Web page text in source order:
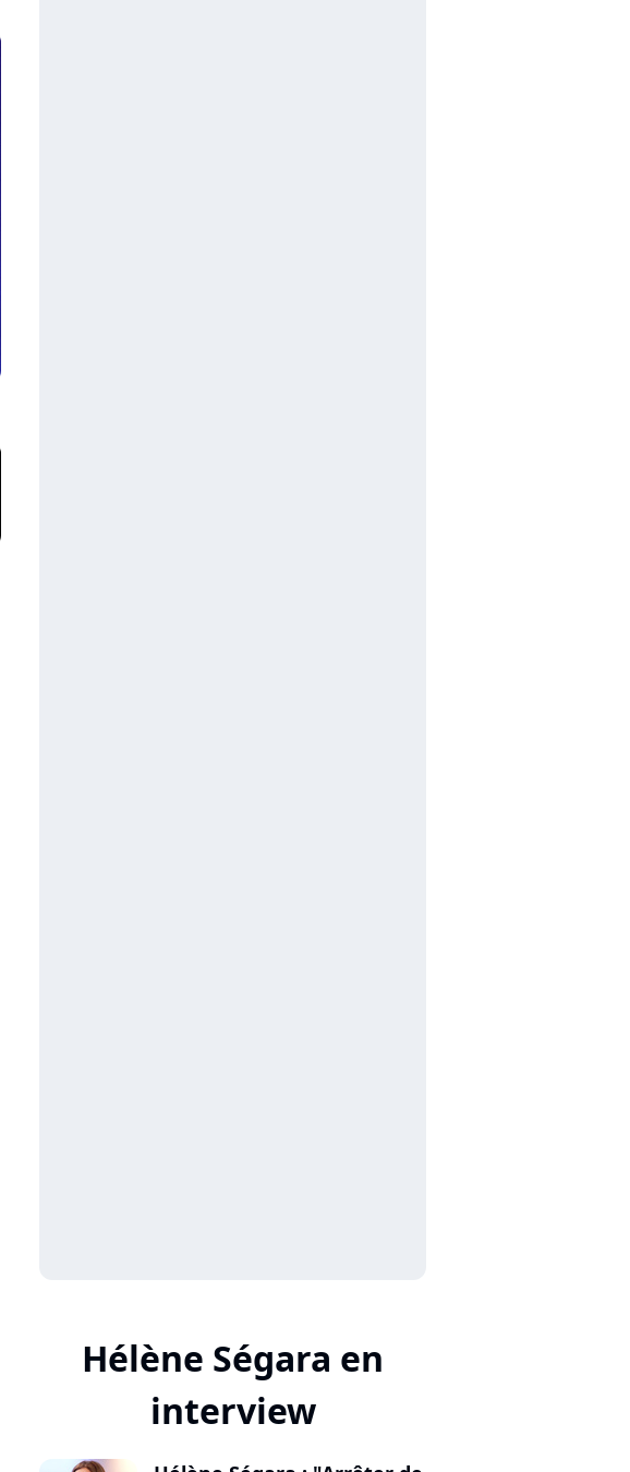
Hélène Ségara en
interview